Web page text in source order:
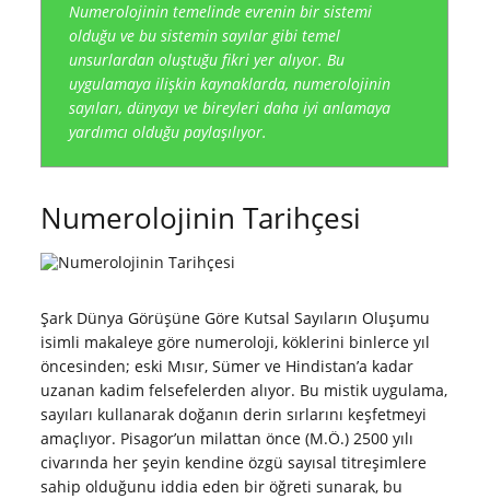
Numerolojinin temelinde evrenin bir sistemi
olduğu ve bu sistemin sayılar gibi temel
unsurlardan oluştuğu fikri yer alıyor. Bu
uygulamaya ilişkin kaynaklarda, numerolojinin
sayıları, dünyayı ve bireyleri daha iyi anlamaya
yardımcı olduğu paylaşılıyor.
Numerolojinin Tarihçesi
Şark Dünya Görüşüne Göre Kutsal Sayıların Oluşumu
isimli makaleye göre numeroloji, köklerini binlerce yıl
öncesinden; eski Mısır, Sümer ve Hindistan’a kadar
uzanan kadim felsefelerden alıyor. Bu mistik uygulama,
sayıları kullanarak doğanın derin sırlarını keşfetmeyi
amaçlıyor. Pisagor’un milattan önce (M.Ö.) 2500 yılı
civarında her şeyin kendine özgü sayısal titreşimlere
sahip olduğunu iddia eden bir öğreti sunarak, bu